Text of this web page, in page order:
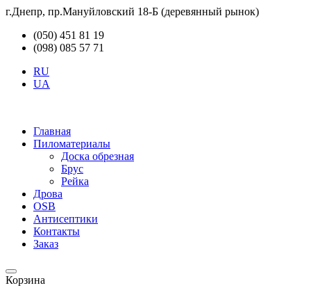
г.Днепр, пр.Мануйловский 18-Б (деревянный рынок)
(050) 451 81 19
(098) 085 57 71
RU
UA
Главная
Пиломатериалы
Доска обрезная
Брус
Рейка
Дрова
OSB
Антисептики
Контакты
Заказ
Корзина